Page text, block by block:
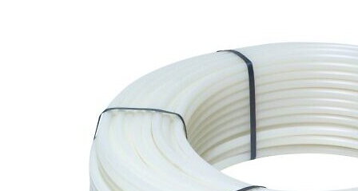
0.00